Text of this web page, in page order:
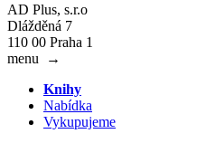
AD Plus, s.r.o
Dlážděná 7
110 00 Praha 1
menu
→
Knihy
Nabídka
Vykupujeme